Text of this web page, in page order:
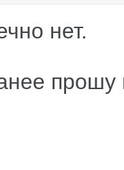
нет.
прошу